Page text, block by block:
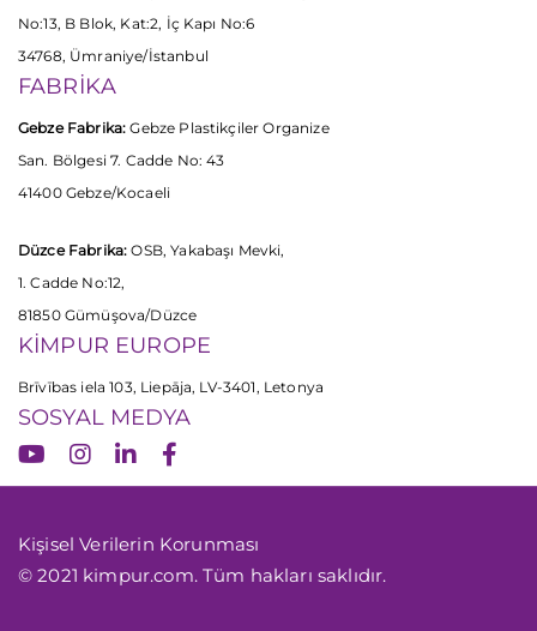
No:13, B Blok, Kat:2, İç Kapı No:6
34768, Ümraniye/İstanbul
FABRİKA
Gebze Fabrika: Gebze Plastikçiler Organize
San. Bölgesi 7. Cadde No: 43
41400 Gebze/Kocaeli
Düzce Fabrika: OSB, Yakabaşı Mevki,
1. Cadde No:12,
81850 Gümüşova/Düzce
KİMPUR EUROPE
Brīvības iela 103, Liepāja, LV-3401, Letonya
SOSYAL MEDYA
Kişisel Verilerin Korunması
© 2021 kimpur.com. Tüm hakları saklıdır.